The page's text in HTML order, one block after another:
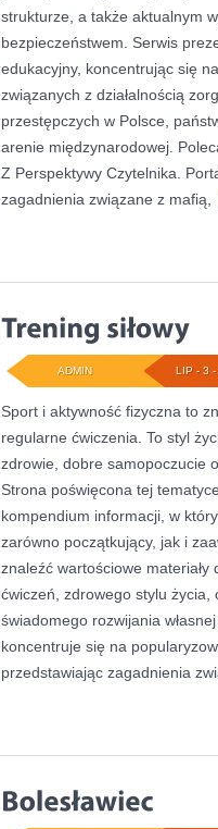
strukturze, a także aktualnym
bezpieczeństwem. Serwis
edukacyjny, koncentrując się
związanych z działalnością
przestępczych w Polsce,
arenie międzynarodowej.
Z Perspektywy Czytelnika.
zagadnienia związane z mafią,
LIP - 3
ADMIN
Sport i aktywność fizyczna to
regularne ćwiczenia. To styl
zdrowie, dobre samopoczucie
Strona poświęcona tej
kompendium informacji, w
zarówno początkujący, jak i
znaleźć wartościowe materiały
ćwiczeń, zdrowego stylu życia,
świadomego rozwijania
koncentruje się na
przedstawiając zagadnienia